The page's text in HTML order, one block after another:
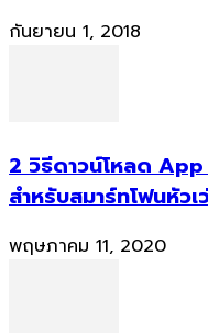
กันยายน 1, 2018
2 วิธีดาวน์โหลด
สำหรับสมาร์ทโฟนหัวเ
พฤษภาคม 11, 2020